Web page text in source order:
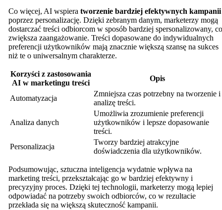
Co więcej, AI wspiera tworzenie bardziej efektywnych kampanii
poprzez personalizację. Dzięki zebranym danym, marketerzy mogą
dostarczać treści odbiorcom w sposób bardziej spersonalizowany, co
zwiększa zaangażowanie. Treści dopasowane do indywidualnych
preferencji użytkowników mają znacznie większą szansę na sukces
niż te o uniwersalnym charakterze.
Korzyści z zastosowania
AI w marketingu treści
Opis
Automatyzacja
Zmniejsza czas potrzebny na tworzenie i
analizę treści.
Analiza danych
Umożliwia zrozumienie preferencji
użytkowników i lepsze dopasowanie
treści.
Personalizacja
Tworzy bardziej atrakcyjne
doświadczenia dla użytkowników.
Podsumowując, sztuczna inteligencja wydatnie wpływa na
marketing treści, przekształcając go w bardziej efektywny i
precyzyjny proces. Dzięki tej technologii, marketerzy mogą lepiej
odpowiadać na potrzeby swoich odbiorców, co w rezultacie
przekłada się na większą skuteczność kampanii.